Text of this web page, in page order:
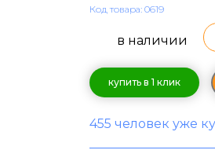
Код товара: 0619
в наличии
купить в 1 клик
455 человек уже